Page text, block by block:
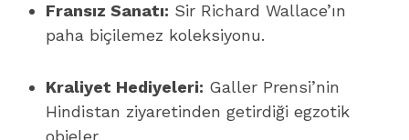
Fransız Sanatı: Sir Richard Wallace’ın
paha biçilemez koleksiyonu.
Kraliyet Hediyeleri: Galler Prensi’nin
Hindistan ziyaretinden getirdiği egzotik
objeler.